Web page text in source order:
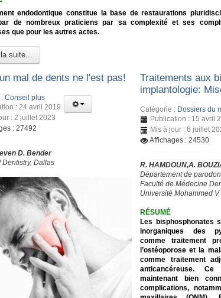
endodontique constitue la base de restaurations
de nombreux praticiens par sa complexité et ses
que pour les autres actes.
la suite...
mal de dents ne l'est pas!
Conseil plus
: 24 avril 2019
: 2 juillet 2023
: 27492
D. Bender
Dentistry, Dallas
Traitements aux
implantologie:
Catégorie : Dossiers du
Publication : 15 avril
Mis à jour : 6 juillet
Affichages : 24530
R. HAMDOUN,A.
Département de
Faculté de Médecine
Université Mohammed
RÉSUMÉ
Les bisphosphonates
inorganiques des
comme traitement
l’ostéoporose et la
comme traitement
anticancéreuse. Ce
maintenant bien
complications,